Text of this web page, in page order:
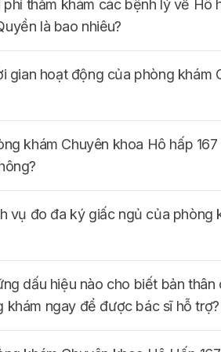
phí thăm khám các bệnh lý về Hô
là bao nhiêu?
gian hoạt động của phòng khám
khám Chuyên khoa Hô hấp
vụ đo đa ký giấc ngủ của phòng
dấu hiệu nào cho biết bản
khám ngay để được bác sĩ hỗ trợ?